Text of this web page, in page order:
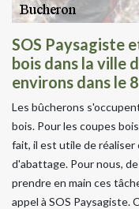
SOS Paysagiste
bois dans la ville
environs dans le
Les bûcherons
bois. Pour les coupes
fait, il est utile de
d'abattage. Pour nous,
prendre en main ces
appel à SOS Paysagiste.